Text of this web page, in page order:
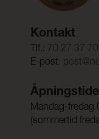
Kontakt
Tlf.: 70 27 37 70
E-post:
Mandag-fredag
(sommertid